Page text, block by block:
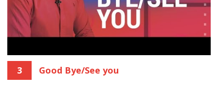
3 Good Bye/See you